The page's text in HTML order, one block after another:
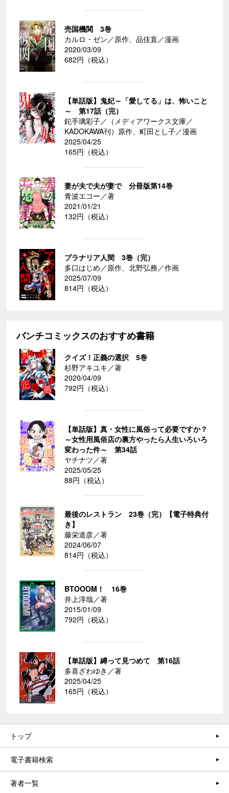
売国機関 3巻
カルロ・ゼン／原作、品佳直／漫画
2020/03/09
682円（税込）
【単話版】鬼妃～「愛してる」は、怖いこと
～ 第17話（完）
鉈手璃彩子／（メディアワークス文庫／
KADOKAWA刊）原作、町田とし子／漫画
2025/04/25
165円（税込）
妻が夫で夫が妻で 分冊版第14巻
青波エコー／著
2021/01/21
132円（税込）
プラナリア人間 3巻（完）
多口はじめ／原作、北野弘務／作画
2025/07/09
814円（税込）
バンチコミックスのおすすめ書籍
クイズ！正義の選択 5巻
杉野アキユキ／著
2020/04/09
792円（税込）
【単話版】真・女性に風俗って必要ですか？
～女性用風俗店の裏方やったら人生いろいろ
変わった件～ 第34話
ヤチナツ／著
2025/05/25
88円（税込）
最後のレストラン 23巻（完）【電子特典付
き】
藤栄道彦／著
2024/06/07
814円（税込）
BTOOOM！ 16巻
井上淳哉／著
2015/01/09
792円（税込）
【単話版】縛って見つめて 第16話
多喜ざわゆき／著
2025/04/25
165円（税込）
トップ
電子書籍検索
著者一覧